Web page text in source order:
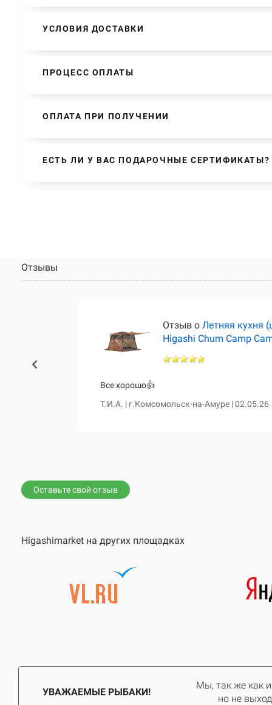
УСЛОВИЯ ДОСТАВКИ
ПРОЦЕСС ОПЛАТЫ
ОПЛАТА ПРИ ПОЛУЧЕНИИ
ЕСТЬ ЛИ У ВАС ПОДАРОЧНЫЕ СЕРТИФИКАТЫ?
Отзывы
Отзыв о Летняя кухня
Higashi Chum Camp
Все хорошо👍
Т.И.А. | г.Комсомольск-на-Амуре | 02.05.26
Оставьте свой отзыв
Higashimarket на других площадках
УВАЖАЕМЫЕ РЫБАКИ!
Мы, так же как
но не